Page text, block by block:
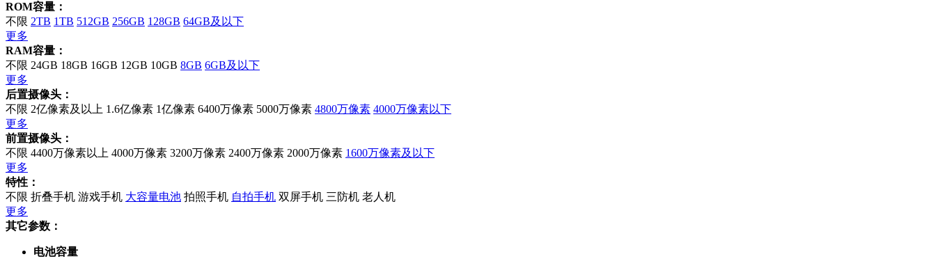
ROM容量：
不限 2TB 1TB 512GB 256GB 128GB 64GB及以下
更多
RAM容量：
不限 24GB 18GB 16GB 12GB 10GB 8GB 6GB及以下
更多
后置摄像头：
不限 2亿像素及以上 1.6亿像素 1亿像素 6400万像素 5000万像素 4800万像素 4000万像素以下
更多
前置摄像头：
不限 4400万像素以上 4000万像素 3200万像素 2400万像素 2000万像素 1600万像素及以下
更多
特性：
不限 折叠手机 游戏手机 大容量电池 拍照手机 自拍手机 双屏手机 三防机 老人机
更多
其它参数：
电池容量